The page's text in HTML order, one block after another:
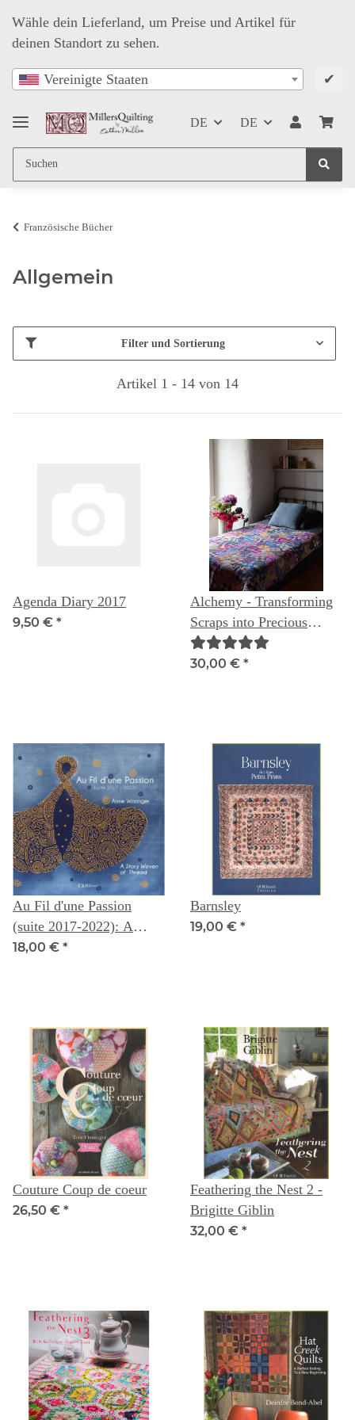
Wähle dein Lieferland, um Preise und Artikel für
deinen Standort zu sehen.
Vereinigte Staaten ✔
DE DE
Französische Bücher
Allgemein
Filter und Sortierung
Artikel 1 - 14 von 14
Agenda Diary 2017
9,50 € *
Alchemy - Transforming
Scraps into Precious
Materials
30,00 € *
Au Fil d'une Passion
(suite 2017-2022): A
Story Woven of Thread --
18,00 € *
Barnsley
19,00 € *
Couture Coup de coeur
26,50 € *
Feathering the Nest 2 -
Brigitte Giblin
32,00 € *